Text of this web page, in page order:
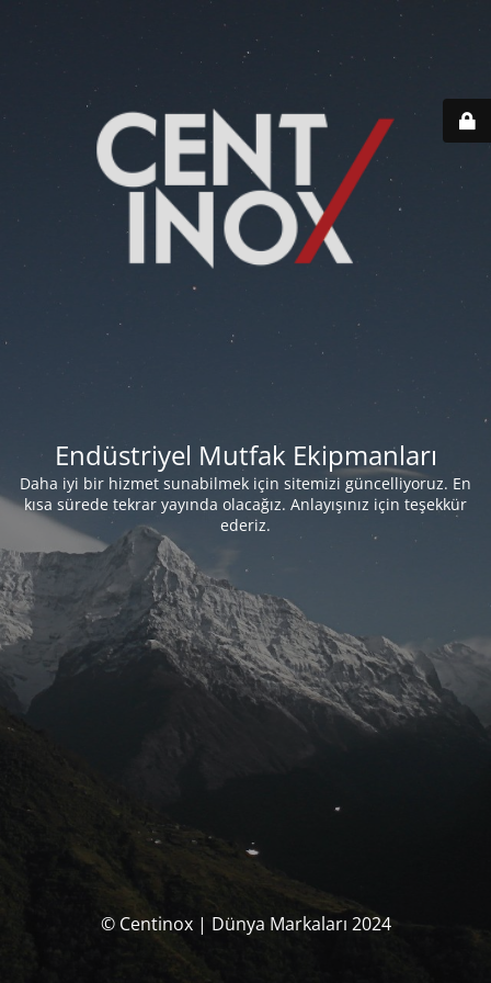
Endüstriyel Mutfak Ekipmanları
Daha iyi bir hizmet sunabilmek için sitemizi güncelliyoruz. En
kısa sürede tekrar yayında olacağız. Anlayışınız için teşekkür
ederiz.
© Centinox | Dünya Markaları 2024